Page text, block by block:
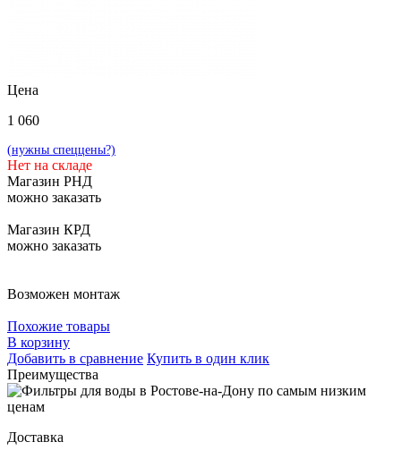
Цена
1 060
(нужны спеццены?)
Нет на складе
Магазин РНД
можно заказать
Магазин КРД
можно заказать
Возможен монтаж
Похожие товары
В корзину
Добавить в сравнение Купить в один клик
Преимущества
Доставка